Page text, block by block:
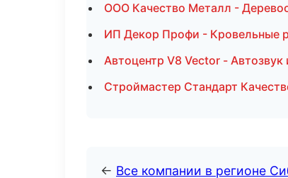
ООО Качество Металл -
ИП Декор Профи - Кровельные
Автоцентр V8 Vector -
Строймастер Стандарт
← Все компании в регионе